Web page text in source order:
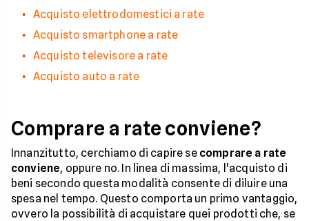
Acquisto elettrodomestici a rate
Acquisto smartphone a rate
Acquisto televisore a rate
Acquisto auto a rate
Comprare a rate conviene?
Innanzitutto, cerchiamo di capire se comprare a rate
conviene, oppure no. In linea di massima, l'acquisto di
beni secondo questa modalità consente di diluire una
spesa nel tempo. Questo comporta un primo vantaggio,
ovvero la possibilità di acquistare quei prodotti che, se